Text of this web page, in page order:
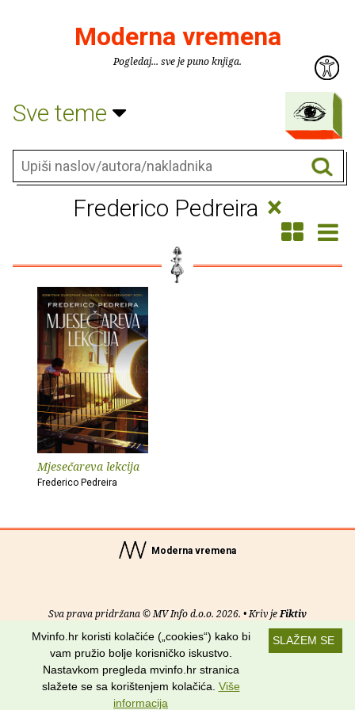
Moderna vremena
Pogledaj... sve je puno knjiga.
Sve teme
Frederico Pedreira ×
Mjesečareva lekcija
Frederico Pedreira
Moderna vremena
Sva prava pridržana © MV Info d.o.o. 2026. • Kriv jeFiktiv
Uvjeti korištenja RSS kanali
Potraži nas na:
SLAŽEM SE
Mvinfo.hr koristi kolačiće („cookies“) kako bi
vam pružio bolje korisničko iskustvo.
Nastavkom pregleda mvinfo.hr stranica
slažete se sa korištenjem kolačića. Više
informacija